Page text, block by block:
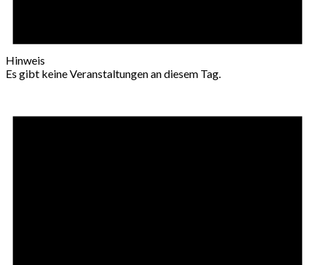
Hinweis
Es gibt keine Veranstaltungen an diesem Tag.